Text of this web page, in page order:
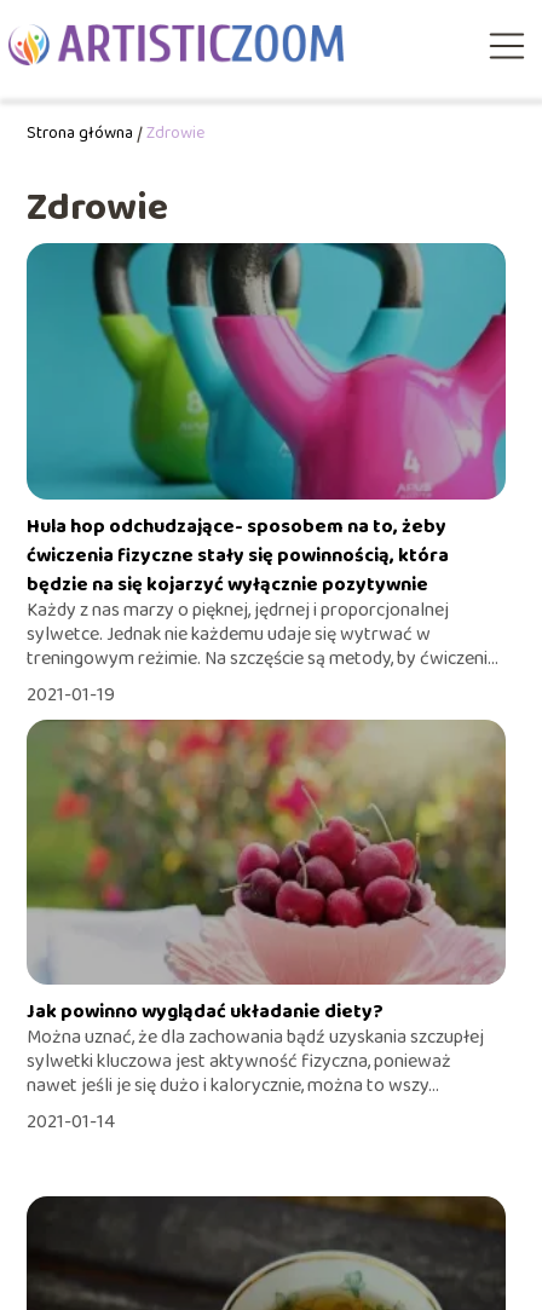
Strona główna/Zdrowie
Zdrowie
Hula hop odchudzające- sposobem na to, żeby
ćwiczenia fizyczne stały się powinnością, która
będzie na się kojarzyć wyłącznie pozytywnie
Każdy z nas marzy o pięknej, jędrnej i proporcjonalnej
sylwetce. Jednak nie każdemu udaje się wytrwać w
treningowym reżimie. Na szczęście są metody, by ćwiczeni...
2021-01-19
Jak powinno wyglądać układanie diety?
Można uznać, że dla zachowania bądź uzyskania szczupłej
sylwetki kluczowa jest aktywność fizyczna, ponieważ
nawet jeśli je się dużo i kalorycznie, można to wszy...
2021-01-14